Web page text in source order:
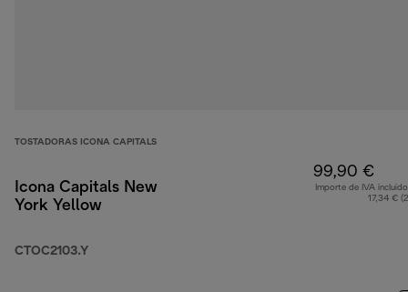
TOSTADORAS ICONA CAPITALS
Icona Capitals New
York Yellow
CTOC2103.Y
99,90 €
Importe de IVA
17,34 €